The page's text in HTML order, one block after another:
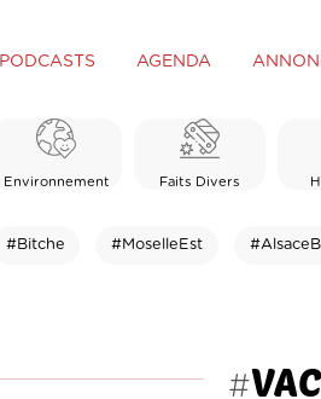
PODCASTS AGENDA
Environnement Faits Divers
#Bitche #MoselleEst
#